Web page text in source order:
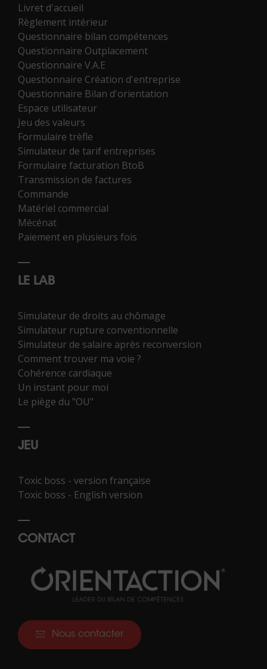
Livret d'accueil
Règlement intérieur
Questionnaire bilan compétences
Questionnaire Outplacement
Questionnaire V.A.E
Questionnaire Création d'entreprise
Questionnaire Bilan d'orientation
Espace utilisateur
Jeu des valeurs
Formulaire trèfle
Simulateur de tarif entreprises
Formulaire facturation BtoB
Transmission de factures
Commande
Matériel commercial
Mécénat
Paiement en plusieurs fois
LE LAB
Simulateur de droits au chômage
Simulateur rupture conventionnelle
Simulateur de salaire après reconversion
Comment trouver ma voie ?
Cohérence cardiaque
Un instant pour moi
Le piège du "OU"
JEU
Toxic boss - version française
Toxic boss - English version
CONTACT
Nous contacter